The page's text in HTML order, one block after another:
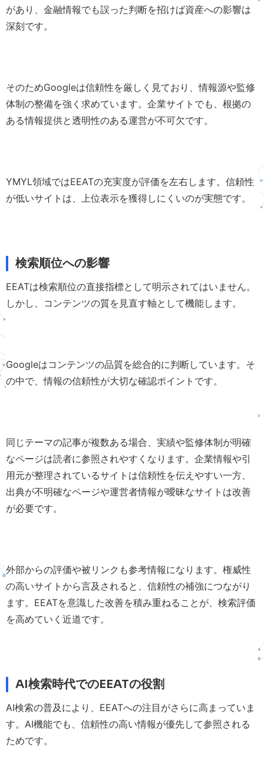
があり、金融情報でも誤った判断を招けば資産への影響は
深刻です。
そのためGoogleは信頼性を厳しく見ており、情報源や監修
体制の整備を強く求めています。企業サイトでも、根拠の
ある情報提供と透明性のある運営が不可欠です。
YMYL領域ではEEATの充実度が評価を左右します。信頼性
が低いサイトは、上位表示を獲得しにくいのが実態です。
検索順位への影響
EEATは検索順位の直接指標として明示されてはいません。
しかし、コンテンツの質を見直す軸として機能します。
Googleはコンテンツの品質を総合的に判断しています。そ
の中で、情報の信頼性が大切な確認ポイントです。
同じテーマの記事が複数ある場合、実績や監修体制が明確
なページは読者に参照されやすくなります。企業情報や引
用元が整理されているサイトは信頼性を伝えやすい一方、
出典が不明確なページや運営者情報が曖昧なサイトは改善
が必要です。
外部からの評価や被リンクも参考情報になります。権威性
の高いサイトから言及されると、信頼性の補強につながり
ます。EEATを意識した改善を積み重ねることが、検索評価
を高めていく近道です。
AI検索時代でのEEATの役割
AI検索の普及により、EEATへの注目がさらに高まっていま
す。AI機能でも、信頼性の高い情報が優先して参照される
ためです。